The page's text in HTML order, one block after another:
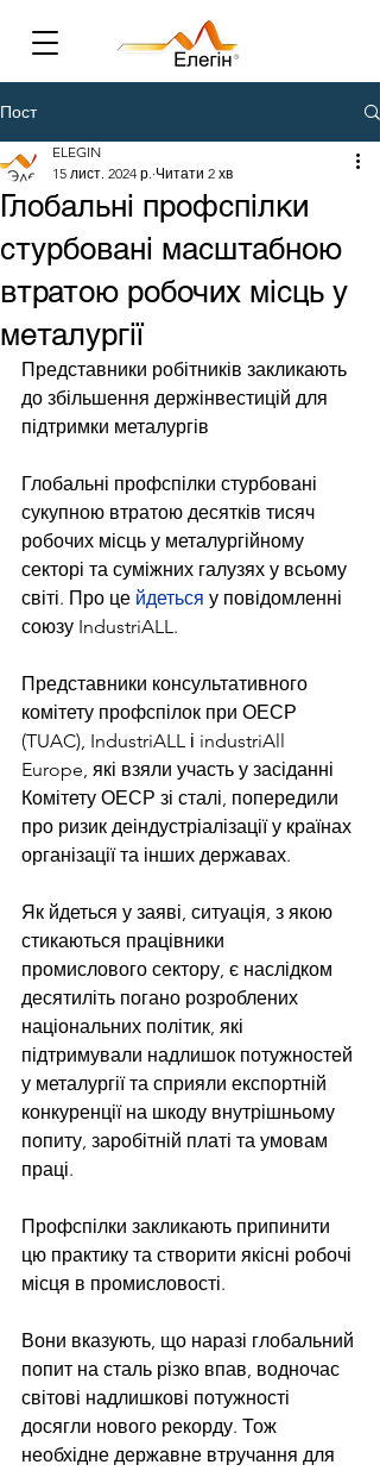
Пост
Глобальні профспілки
стурбовані масштабною
втратою робочих місць у
металургії
ELEGIN
15 лист. 2024 р. Читати 2 хв
Представники робітників закликають
до збільшення держінвестицій для
підтримки металургів
Глобальні профспілки стурбовані
сукупною втратою десятків тисяч
робочих місць у металургійному
секторі та суміжних галузях у всьому
світі. Про це йдеться у повідомленні
союзу IndustriALL.
Представники консультативного
комітету профспілок при ОЕСР
(TUAC), IndustriALL і industriAll
Europe, які взяли участь у засіданні
Комітету ОЕСР зі сталі, попередили
про ризик деіндустріалізації у країнах
організації та інших державах.
Як йдеться у заяві, ситуація, з якою
стикаються працівники
промислового сектору, є наслідком
десятиліть погано розроблених
національних політик, які
підтримували надлишок потужностей
у металургії та сприяли експортній
конкуренції на шкоду внутрішньому
попиту, заробітній платі та умовам
праці.
Профспілки закликають припинити
цю практику та створити якісні робочі
місця в промисловості.
Вони вказують, що наразі глобальний
попит на сталь різко впав, водночас
світові надлишкові потужності
досягли нового рекорду. Тож
необхідне державне втручання для